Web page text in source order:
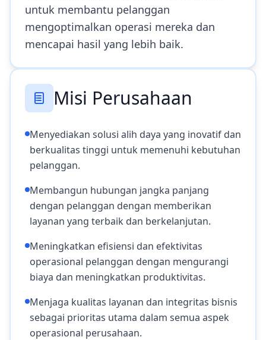
untuk membantu pelanggan
mengoptimalkan operasi mereka dan
mencapai hasil yang lebih baik.
Misi Perusahaan
Menyediakan solusi alih daya yang inovatif dan
berkualitas tinggi untuk memenuhi kebutuhan
pelanggan.
Membangun hubungan jangka panjang
dengan pelanggan dengan memberikan
layanan yang terbaik dan berkelanjutan.
Meningkatkan efisiensi dan efektivitas
operasional pelanggan dengan mengurangi
biaya dan meningkatkan produktivitas.
Menjaga kualitas layanan dan integritas bisnis
sebagai prioritas utama dalam semua aspek
operasional perusahaan.